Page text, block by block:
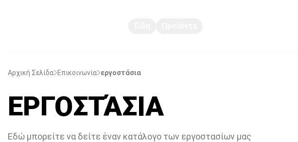
Αρχική Σελίδα Επικοινωνία εργοστάσια
ΕΡΓΟΣΤΆΣΙΑ
Εδώ μπορείτε να δείτε έναν κατάλογο των εργοστασίων μας